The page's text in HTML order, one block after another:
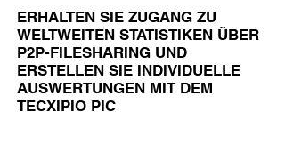
ERHALTEN SIE ZUGANG ZU
WELTWEITEN STATISTIKEN ÜBER
P2P-FILESHARING UND
ERSTELLEN SIE INDIVIDUELLE
AUSWERTUNGEN MIT DEM
TECXIPIO PIC